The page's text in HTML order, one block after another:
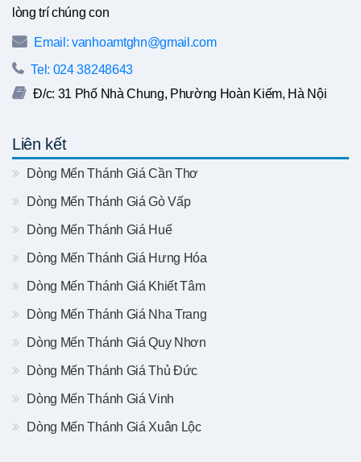
lòng trí chúng con
Email: vanhoamtghn@gmail.com
Tel: 024 38248643
Đ/c: 31 Phố Nhà Chung, Phường Hoàn Kiếm, Hà Nội
Liên kết
Dòng Mến Thánh Giá Cần Thơ
Dòng Mến Thánh Giá Gò Vấp
Dòng Mến Thánh Giá Huế
Dòng Mến Thánh Giá Hưng Hóa
Dòng Mến Thánh Giá Khiết Tâm
Dòng Mến Thánh Giá Nha Trang
Dòng Mến Thánh Giá Quy Nhơn
Dòng Mến Thánh Giá Thủ Đức
Dòng Mến Thánh Giá Vinh
Dòng Mến Thánh Giá Xuân Lộc